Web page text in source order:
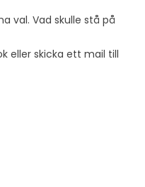
val. Vad skulle stå på
eller skicka ett mail till